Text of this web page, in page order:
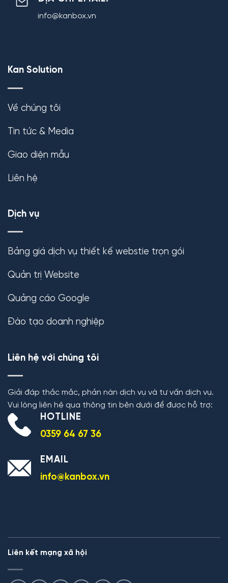
info@kanbox.vn
Kan Solution
Về chúng tôi
Tin tức & Media
Giao diện mẫu
Liên hệ
Dịch vụ
Bảng giá dịch vụ thiết kế webstie trọn gói
Quản trị Website
Quảng cáo Google
Đào tạo doanh nghiệp
Liên hệ với chúng tôi
Giải đáp thắc mắc, phản nàn dịch vụ và tư vấn dịch vụ.
Vui lòng liên hệ qua thông tin bên dưới để được hỗ trợ:
HOTLINE
0359 64 67 36
EMAIL
info@kanbox.vn
Liên kết mạng xã hội